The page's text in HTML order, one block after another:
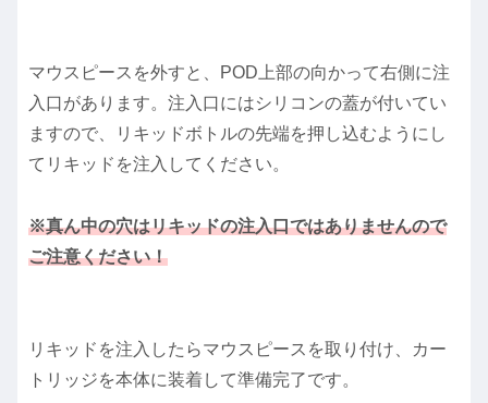
マウスピースを外すと、POD上部の向かって右側に注
入口があります。注入口にはシリコンの蓋が付いてい
ますので、リキッドボトルの先端を押し込むようにし
てリキッドを注入してください。
※真ん中の穴はリキッドの注入口ではありませんので
ご注意ください！
リキッドを注入したらマウスピースを取り付け、カー
トリッジを本体に装着して準備完了です。